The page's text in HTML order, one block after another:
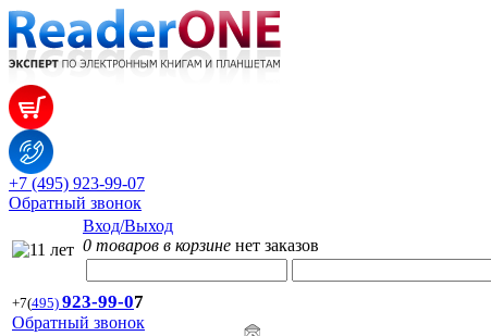
+7 (495) 923-99-07
Обратный звонок
Вход/Выход
0 товаров в корзине нет заказов
+7(495) 923-99-07
Обратный звонок